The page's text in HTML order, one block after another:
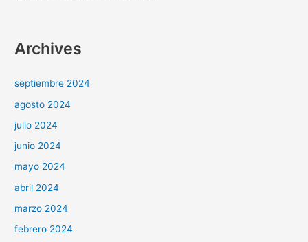
Archives
septiembre 2024
agosto 2024
julio 2024
junio 2024
mayo 2024
abril 2024
marzo 2024
febrero 2024